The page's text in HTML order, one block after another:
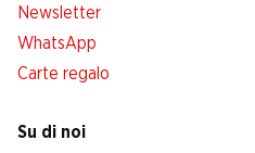
Newsletter
WhatsApp
Carte regalo
Su di noi